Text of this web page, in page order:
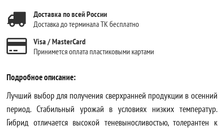
Доставка по всей России
Доставка до терминала ТК бесплатно
Visa / MasterCard
Принимется оплата пластиковыми картами
Подробное описание:
Лучший выбор для получения сверхранней продукции в осенний
период. Стабильный урожай в условиях низких температур.
Гибрид отличается высокой теневыносливостью, толерантен к